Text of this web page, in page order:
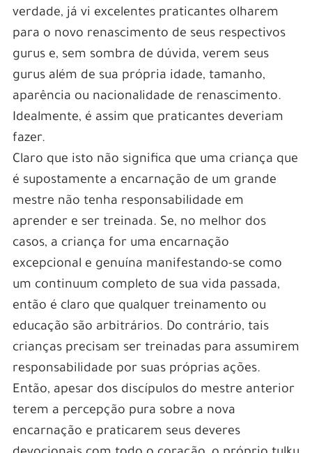
verdade, já vi excelentes praticantes olharem
para o novo renascimento de seus respectivos
gurus e, sem sombra de dúvida, verem seus
gurus além de sua própria idade, tamanho,
aparência ou nacionalidade de renascimento.
Idealmente, é assim que praticantes deveriam
fazer.
Claro que isto não significa que uma criança que
é supostamente a encarnação de um grande
mestre não tenha responsabilidade em
aprender e ser treinada. Se, no melhor dos
casos, a criança for uma encarnação
excepcional e genuína manifestando-se como
um continuum completo de sua vida passada,
então é claro que qualquer treinamento ou
educação são arbitrários. Do contrário, tais
crianças precisam ser treinadas para assumirem
responsabilidade por suas próprias ações.
Então, apesar dos discípulos do mestre anterior
terem a percepção pura sobre a nova
encarnação e praticarem seus deveres